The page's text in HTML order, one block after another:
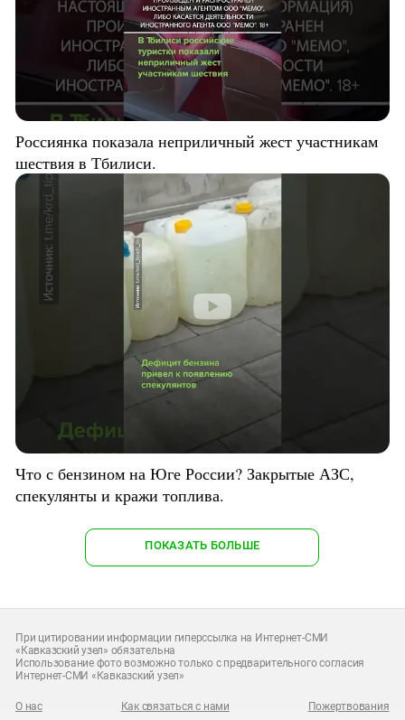
Россиянка показала неприличный жест участникам
шествия в Тбилиси.
Что с бензином на Юге России? Закрытые АЗС,
спекулянты и кражи топлива.
ПОКАЗАТЬ БОЛЬШЕ
При цитировании информации гиперссылка на Интернет-СМИ
«Кавказский узел» обязательна
Использование фото возможно только с предварительного согласия
Интернет-СМИ «Кавказский узел»
О нас Как связаться с нами Пожертвования